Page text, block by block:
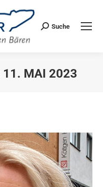
Search:
Suche
11. MAI 2023